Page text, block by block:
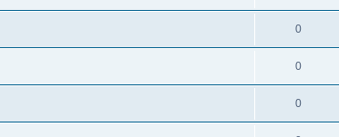
0
0
0